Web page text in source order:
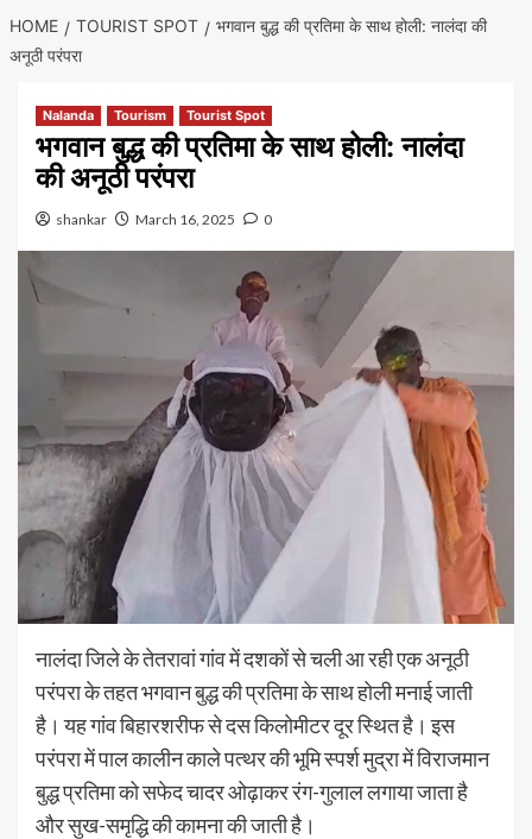
HOME TOURIST SPOT
भगवान बुद्ध की प्रतिमा के साथ होली: नालंदा की
अनूठी परंपरा
Nalanda Tourism Tourist Spot
भगवान बुद्ध की प्रतिमा के साथ होली: नालंदा
की अनूठी परंपरा
shankar March 16, 2025 0
नालंदा जिले के तेतरावां गांव में दशकों से चली आ रही एक अनूठी
परंपरा के तहत भगवान बुद्ध की प्रतिमा के साथ होली मनाई जाती
है। यह गांव बिहारशरीफ से दस किलोमीटर दूर स्थित है। इस
परंपरा में पाल कालीन काले पत्थर की भूमि स्पर्श मुद्रा में विराजमान
बुद्ध प्रतिमा को सफेद चादर ओढ़ाकर रंग-गुलाल लगाया जाता है
और सुख-समृद्धि की कामना की जाती है।